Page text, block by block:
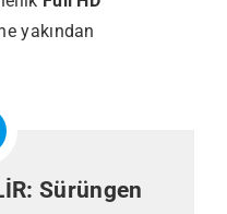
yakından
Sürüngen